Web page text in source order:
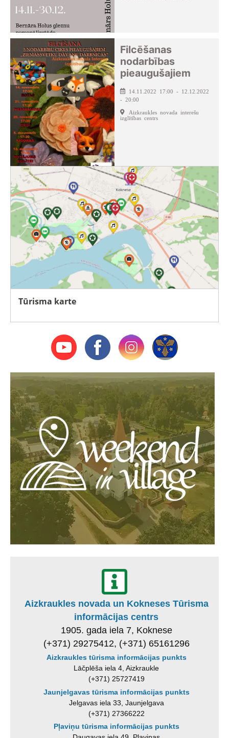
Filcēšanas
nodarbības
pieaugušajiem
14.11.2022 17:00 - 12.12.2022
- 20:00
Aizkraukles novada interešu
izglītības centrs
Tūrisma karte
Aizkraukles novada un Kokneses Tūrisma
informācijas centrs
1905. gada iela 7, Koknese
(+371) 29275412, (+371) 65161296
Aizkraukles tūrisma informācijas punkts
Lāčplēša iela 4, Aizkraukle
(+371) 25727419
Jaunjelgavas tūrisma informācijas punkts
Jelgavas iela 33, Jaunjelgava
(+371) 27366222
Pļaviņu tūrisma informācijas punkts